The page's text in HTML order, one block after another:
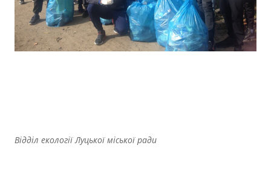
Відділ екології Луцької міської ради